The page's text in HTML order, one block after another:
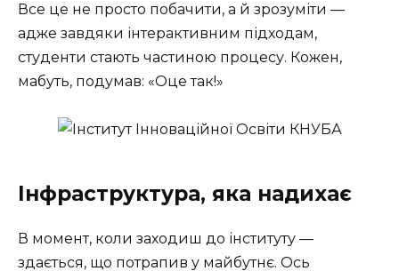
Все це не просто побачити, а й зрозуміти —
адже завдяки інтерактивним підходам,
студенти стають частиною процесу. Кожен,
мабуть, подумав: «Оце так!»
Інфраструктура, яка надихає
В момент, коли заходиш до інституту —
здається, що потрапив у майбутнє. Ось